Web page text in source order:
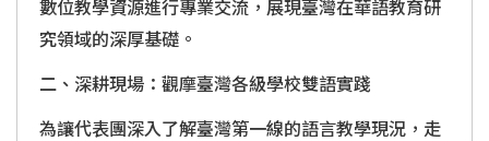
數位教學資源進行專業交流，展現臺灣在華語教育研
究領域的深厚基礎。
二、深耕現場：觀摩臺灣各級學校雙語實踐
為讓代表團深入了解臺灣第一線的語言教學現況，走